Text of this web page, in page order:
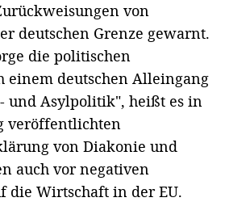
von
deutschen Grenze gewarnt.
die politischen
einem deutschen Alleingang
und Asylpolitik", heißt es in
veröffentlichten
von Diakonie und
auch vor negativen
die Wirtschaft in der EU.